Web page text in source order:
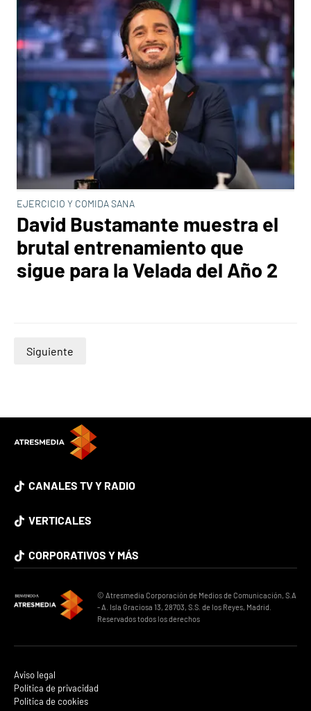
EJERCICIO Y COMIDA SANA
David Bustamante muestra el
brutal entrenamiento que
sigue para la Velada del Año 2
Siguiente
CANALES TV Y RADIO
VERTICALES
CORPORATIVOS Y MÁS
© Atresmedia Corporación de Medios de Comunicación, S.A
- A. Isla Graciosa 13, 28703, S.S. de los Reyes, Madrid.
Reservados todos los derechos
Aviso legal
Política de privacidad
Política de cookies